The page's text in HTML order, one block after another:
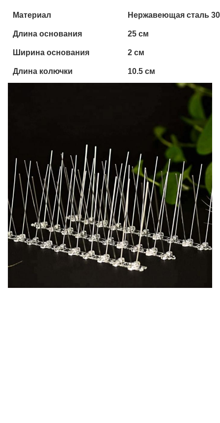
Материал Нержавеющая сталь
Длина основания 25 см
Ширина основания 2 см
Длина колючки 10.5 см